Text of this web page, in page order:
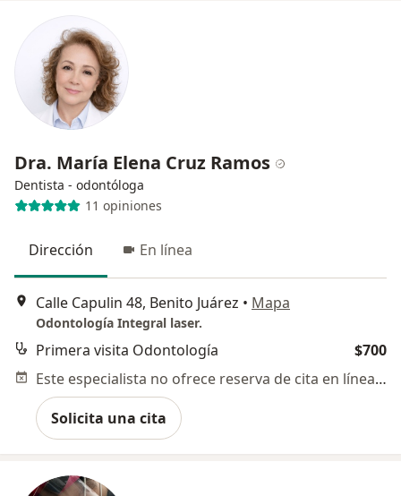
Dra. María Elena Cruz Ramos
Dentista - odontóloga
11 opiniones
Dirección En línea
Calle Capulin 48, Benito Juárez • Mapa
Odontología Integral laser.
Primera visita Odontología
$700
Este especialista no ofrece reserva de cita en línea en esta dirección.
Solicita una cita